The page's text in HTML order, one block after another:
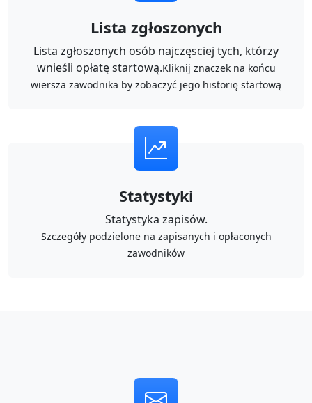
Lista zgłoszonych
Lista zgłoszonych osób najczęsciej tych, którzy
wnieśli opłatę startową.Kliknij znaczek na końcu
wiersza zawodnika by zobaczyć jego historię startową
Statystyki
Statystyka zapisów.
Szczegóły podzielone na zapisanych i opłaconych
zawodników